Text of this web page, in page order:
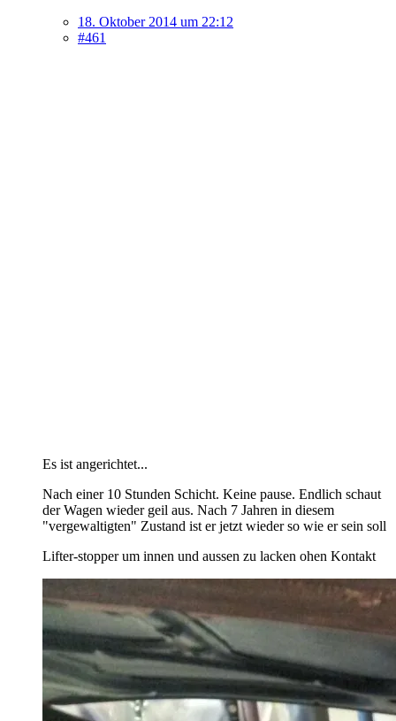
18. Oktober 2014 um 22:12
#461
Es ist angerichtet...
Nach einer 10 Stunden Schicht. Keine pause. Endlich schaut
der Wagen wieder geil aus. Nach 7 Jahren in diesem
"vergewaltigten" Zustand ist er jetzt wieder so wie er sein soll
Lifter-stopper um innen und aussen zu lacken ohen Kontakt